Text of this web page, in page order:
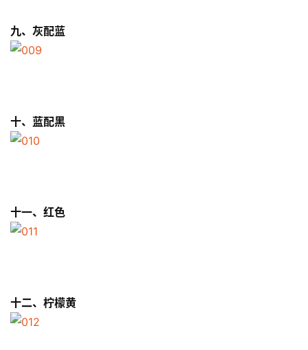
赛
装
备
视
户
精
选
九、灰配蓝
十、蓝配黑
十一、红色
十二、柠檬黄